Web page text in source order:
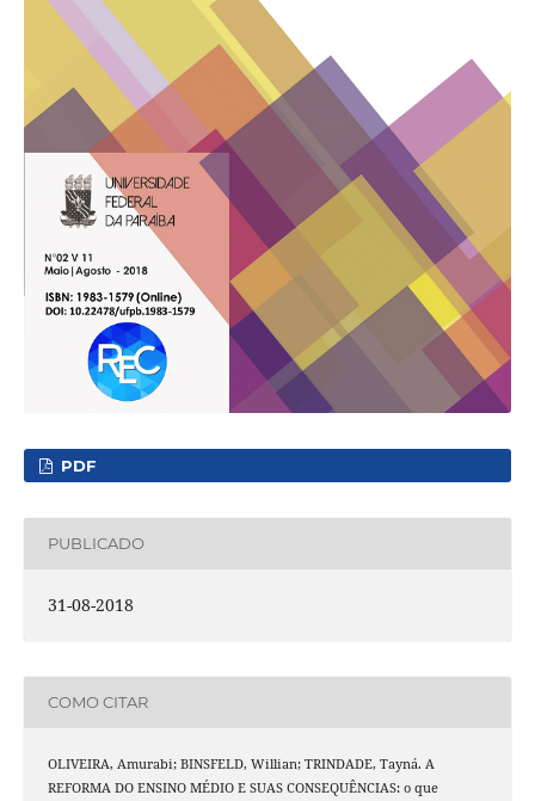
PDF
PUBLICADO
31-08-2018
COMO CITAR
OLIVEIRA, Amurabi; BINSFELD, Willian; TRINDADE, Tayná. A
REFORMA DO ENSINO MÉDIO E SUAS CONSEQUÊNCIAS: o que